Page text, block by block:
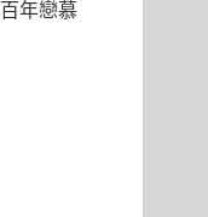
百年戀慕